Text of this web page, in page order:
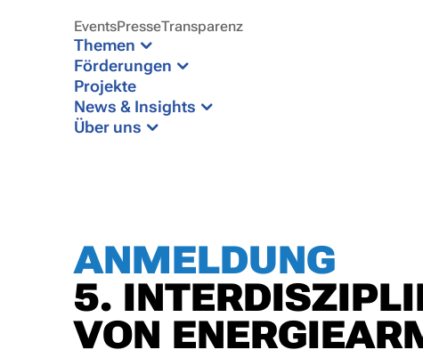
EventsPresseTransparenz
Themen
Förderungen
Projekte
News & Insights
Über uns
ANMELDUNG
5.
VON